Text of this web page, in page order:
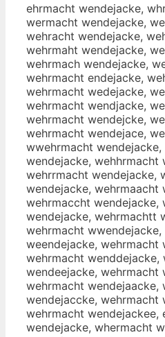
ehrmacht wendejacke,
wermacht wendejacke,
wehracht wendejacke,
wehrmaht wendejacke,
wehrmach wendejacke,
wehrmacht endejacke,
wehrmacht wedejacke,
wehrmacht wendjacke,
wehrmacht wendejcke,
wehrmacht wendejace,
wwehrmacht wendejacke,
wendejacke, wehhrmacht
wehrrmacht wendejacke,
wendejacke, wehrmaacht
wehrmaccht wendejacke,
wendejacke, wehrmachtt
wehrmacht wwendejacke,
weendejacke, wehrmacht
wehrmacht wenddejacke,
wendeejacke, wehrmacht
wehrmacht wendejaacke,
wendejaccke, wehrmacht
wehrmacht wendejackee,
wendejacke, whermacht